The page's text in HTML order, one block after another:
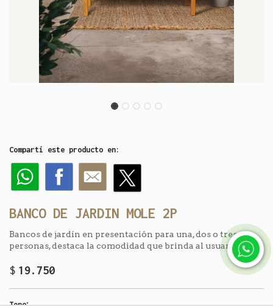
Compartí este producto en:
BANCO DE JARDIN MOLE 2P
Bancos de jardín en presentación para una, dos o tres
personas, destaca la comodidad que brinda al usuario.
$19.750